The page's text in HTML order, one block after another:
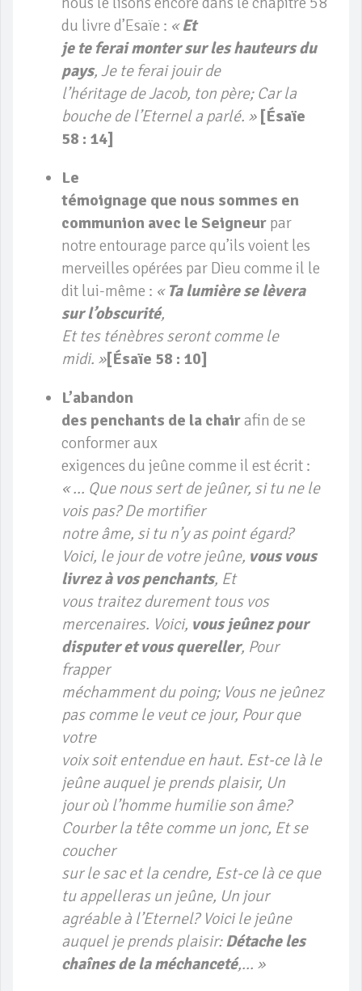
du livre d’Esaïe : «Et
je te ferai monter sur les hauteurs du
pays, Je te ferai jouir de
l’héritage de Jacob, ton père; Car la
bouche de l’Eternel a parlé. » [Ésaïe
58 : 14]
Le
témoignage que nous sommes en
communion avec le Seigneur par
notre entourage parce qu’ils voient les
merveilles opérées par Dieu comme il le
dit lui-même : « Ta lumière se lèvera
sur l’obscurité,
Et tes ténèbres seront comme le
midi. »[Ésaïe 58 : 10]
L’abandon
des penchants de la chairafin de se
conformer aux
exigences du jeûne comme il est écrit :
« … Que nous sert de jeûner, si tu ne le
vois pas? De mortifier
notre âme, si tu n’y as point égard?
Voici, le jour de votre jeûne, vous vous
livrez à vos penchants, Et
vous traitez durement tous vos
mercenaires. Voici, vous jeûnez pour
disputer et vous quereller, Pour
frapper
méchamment du poing; Vous ne jeûnez
pas comme le veut ce jour, Pour que
votre
voix soit entendue en haut. Est-ce là le
jeûne auquel je prends plaisir, Un
jour où l’homme humilie son âme?
Courber la tête comme un jonc, Et se
coucher
sur le sac et la cendre, Est-ce là ce que
tu appelleras un jeûne, Un jour
agréable à l’Eternel? Voici le jeûne
auquel je prends plaisir:Détache les
chaînes de la méchanceté,… »